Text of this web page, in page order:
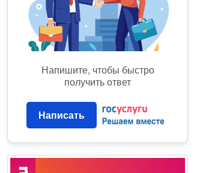
Напишите, чтобы быстро
получить ответ
Написать